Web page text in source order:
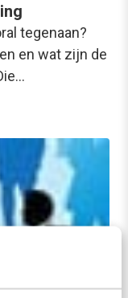
tegenaan?
en wat zijn de